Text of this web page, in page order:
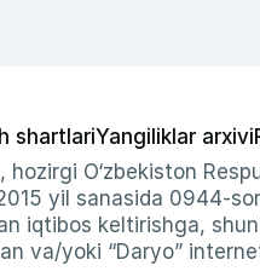
shartlariYangiliklar arxivi
O‘zbekiston
yil sanasida 0944-
iqtibos keltirishga,
va/yoki “Daryo”